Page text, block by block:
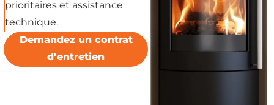
prioritaires et assistance
technique.
Demandez un contrat
d’entretien